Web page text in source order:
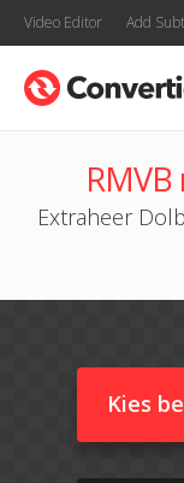
Video Editor Add
Extraheer
Kies